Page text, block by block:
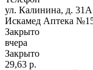
ул. Калинина, д. 31А
Искамед Аптека
Закрыто
вчера
Закрыто
29,63 р.